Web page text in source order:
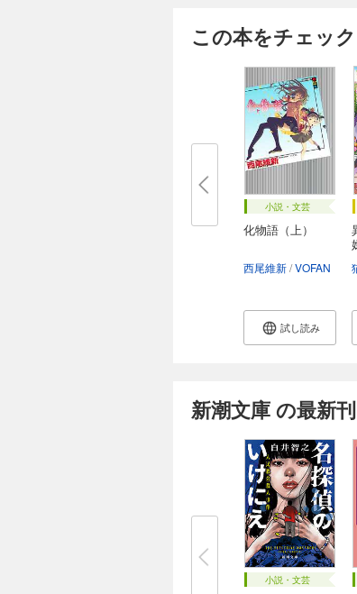
この本をチェッ
小説・文芸
化物語（上）
西尾維新 VOFAN
試し読み
新潮文庫 の最新刊
小説・文芸